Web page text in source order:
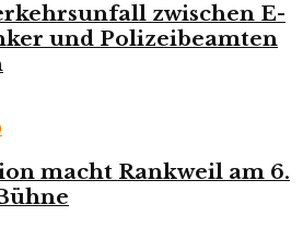
zwischen E-
und Polizeibeamten
macht Rankweil am 6.